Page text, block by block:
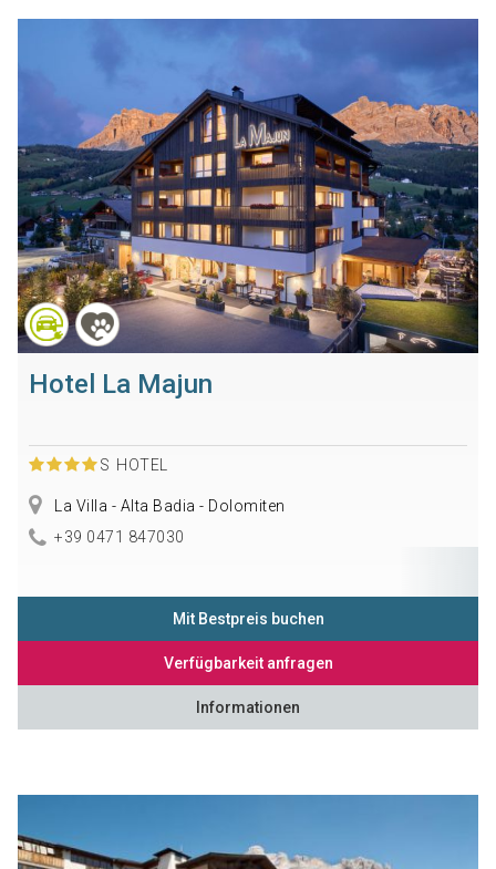
Hotel La Majun
S HOTEL
La Villa - Alta Badia - Dolomiten
+39 0471 847030
Mit Bestpreis buchen
Verfügbarkeit anfragen
Informationen